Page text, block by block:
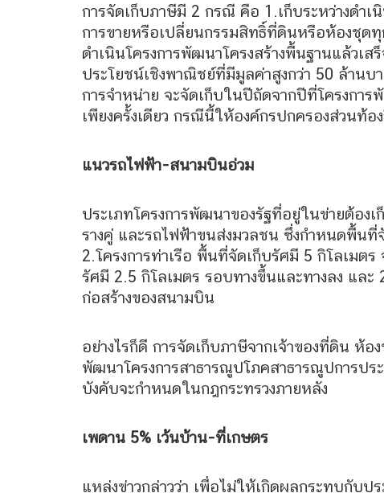
การจัดเก็บภาษีมี 2 กรณี คือ 1.เก็บระหว่างดำเ
การขายหรือเปลี่ยนกรรมสิทธิ์ที่ดินหรือห้องชุด
ดำเนินโครงการพัฒนาโครงสร้างพื้นฐานแล้วเ
ประโยชน์เชิงพาณิชย์ที่มีมูลค่าสูงกว่า 50 ล้านบ
การจำหน่าย จะจัดเก็บในปีถัดจากปีที่โครงการ
เพียงครั้งเดียว กรณีนี้ให้องค์กรปกครองส่วนท้
แนวรถไฟฟ้า-สนามบินอ่วม
ประเภทโครงการพัฒนาของรัฐที่อยู่ในข่ายต้องเ
รางคู่ และรถไฟฟ้าขนส่งมวลชน ซึ่งกำหนดพื้น
2.โครงการท่าเรือ พื้นที่จัดเก็บรัศมี 5 กิโลเมต
รัศมี 2.5 กิโลเมตร รอบทางขึ้นและทางลง แล
ก่อสร้างของสนามบิน
อย่างไรก็ดี การจัดเก็บภาษีจากเจ้าของที่ดิน ห้
พัฒนาโครงการสาธารณูปโภคสาธารณูปการป
บังคับจะกำหนดในกฎกระทรวงภายหลัง
เพดาน 5% เว้นบ้าน-ที่เกษตร
แหล่งข่าวกล่าวว่า เพื่อไม่ให้เกิดผลกระทบกับ